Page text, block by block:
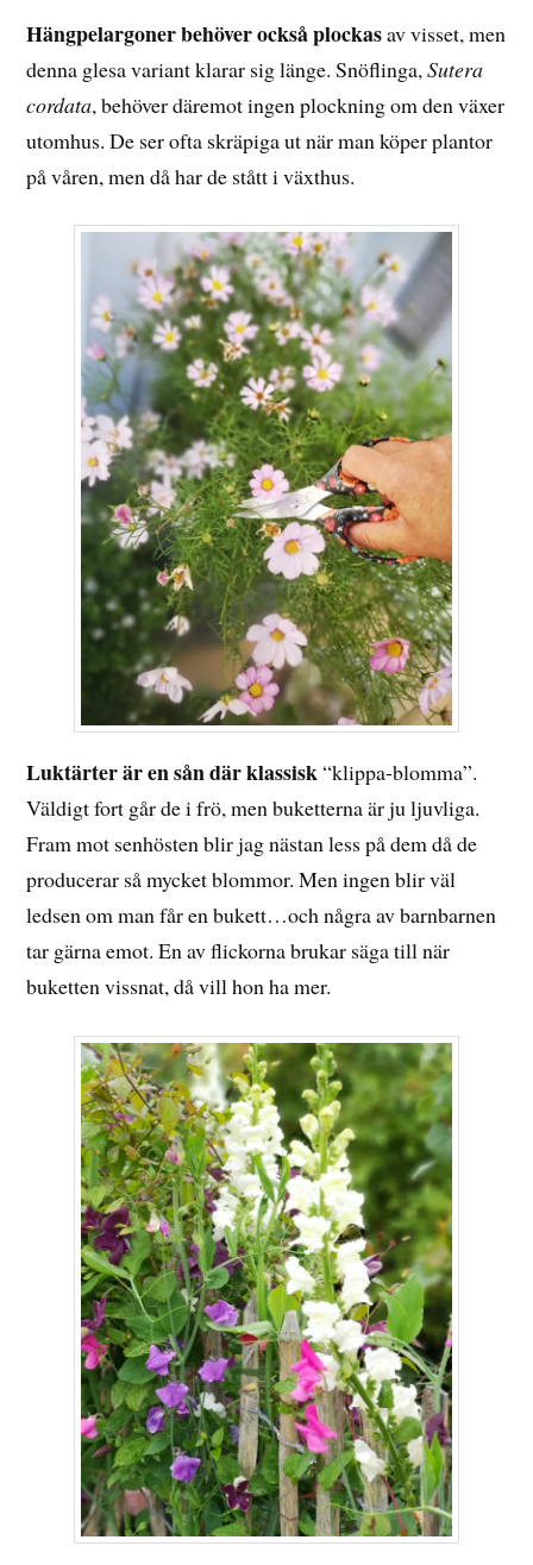
Hängpelargoner behöver också plockasav visset, men
denna glesa variant klarar sig länge. Snöflinga,Sutera
cordata, behöver däremot ingen plockning om den växer
utomhus. De ser ofta skräpiga ut när man köper plantor
på våren, men då har de stått i växthus.
Luktärter är en sån där klassisk“klippa-blomma”.
Väldigt fort går de i frö, men buketterna är ju ljuvliga.
Fram mot senhösten blir jag nästan less på dem då de
producerar så mycket blommor. Men ingen blir väl
ledsen om man får en bukett…och några av barnbarnen
tar gärna emot. En av flickorna brukar säga till när
buketten vissnat, då vill hon ha mer.